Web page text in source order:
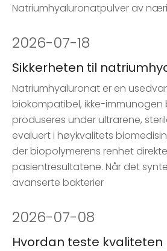
Natriumhyaluronatpulver av
2026-07-18
Natriumhyaluronat er en
biokompatibel, ikke-
produseres under ultrarene,
evaluert i høykvalitets
der biopolymerens renhet
pasientresultatene. Når det
avanserte bakterier
2026-07-08